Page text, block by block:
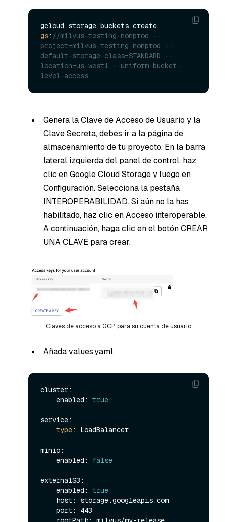
gs: //milvus-testing-nonprod --
project=milvus-testing-nonprod --
default-storage-class=STANDARD --
location=us-west1 --uniform-bucket-
level-access
Genera la Clave de Acceso de Usuario y la
Clave Secreta, debes ir a la página de
almacenamiento de tu proyecto. En la barra
lateral izquierda del panel de control, haz
clic en Google Cloud Storage y luego en
Configuración. Selecciona la pestaña
INTEROPERABILIDAD. Si aún no la has
habilitado, haz clic en Acceso interoperable.
A continuación, haga clic en el botón CREAR
UNA CLAVE para crear.
Claves de acceso a GCP para su cuenta de usuario
Añada values.yaml
cluster:
    enabled:
true
service:
type: LoadBalancer
minio:
    enabled:
false
externalS3:
    enabled:
true